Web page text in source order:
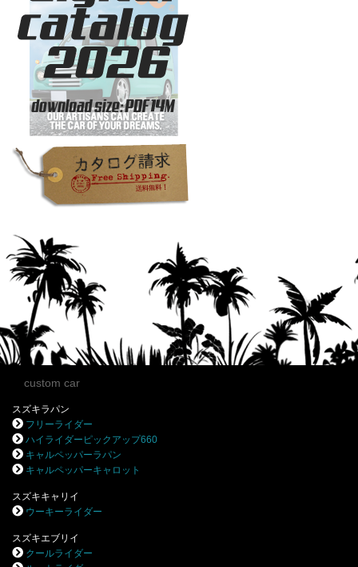
custom car
スズキラパン
フリーライダー
ハイライダーピックアップ660
キャルペッパーラパン
キャルペッパーキャロット
スズキキャリイ
ウーキーライダー
スズキエブリイ
クールライダー